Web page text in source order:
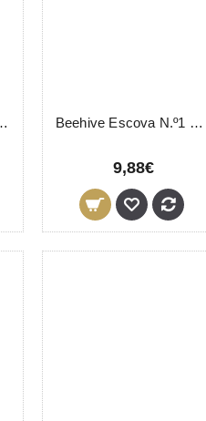
de Barba 4.5" Beehive Escova N.º1 Rectangular Fina
9,88€